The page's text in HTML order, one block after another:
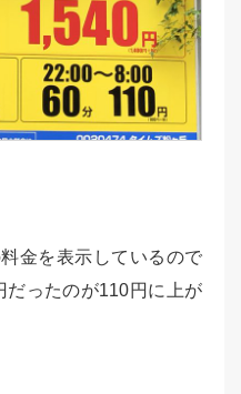
金を表示しているので
ったのが110円に上が